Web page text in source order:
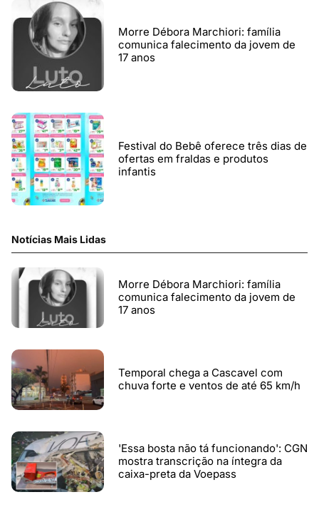
Morre Débora Marchiori: família
comunica falecimento da jovem de
17 anos
Festival do Bebê oferece três dias de
ofertas em fraldas e produtos
infantis
Notícias Mais Lidas
Morre Débora Marchiori: família
comunica falecimento da jovem de
17 anos
Temporal chega a Cascavel com
chuva forte e ventos de até 65 km/h
'Essa bosta não tá funcionando': CGN
mostra transcrição na íntegra da
caixa-preta da Voepass